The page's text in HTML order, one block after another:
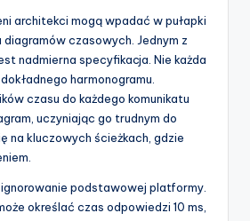
architekci mogą wpadać w pułapki
czasowych. Jednym z
nadmierna specyfikacja. Nie każda
harmonogramu.
czasu do każdego komunikatu
uczyniając go trudnym do
na kluczowych ścieżkach, gdzie
ignorowanie podstawowej platformy.
określać czas odpowiedzi 10 ms,